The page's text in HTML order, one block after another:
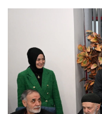
Yemek
SİVİL TOPLUM